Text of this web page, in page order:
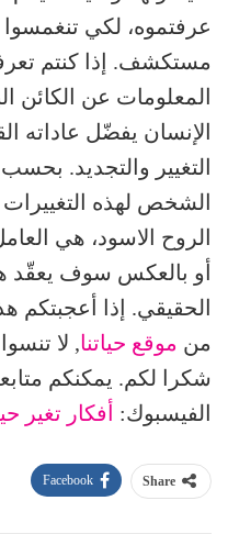
عرفتموه، لكي
مستكشف. إذا كنتم
المعلومات عن الكائن
الإنسان يفضّل عاداته
التغيير والتجديد.
الشخص لهذه التغييرات
الروح الاسود، هي
أو بالعكس سوف يعقّد
الحقيقي. إذا أعجبتكم
من موقع حياتنا, لا
شكرا لكم. يمكنكم
الفيسبوك:
أفكار تغير
Share
Facebook